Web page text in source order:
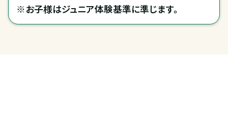
※お子様はジュニア体験基準に準じます。